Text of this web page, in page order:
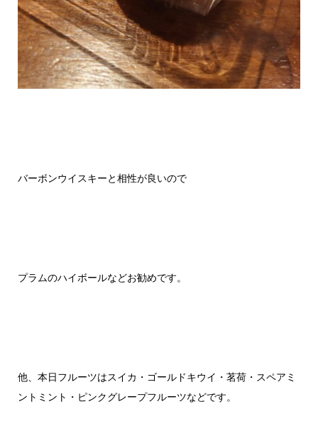
バーボンウイスキーと相性が良いので
プラムのハイボールなどお勧めです。
他、本日フルーツはスイカ・ゴールドキウイ・茗荷・スペアミ
ントミント・ピンクグレープフルーツなどです。